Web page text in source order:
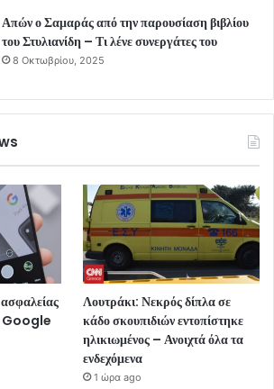
Απών ο Σαμαράς από την παρουσίαση βιβλίου
του Στυλιανίδη – Τι λένε συνεργάτες του
8 Οκτωβρίου, 2025
Google
Λουτράκι: Νεκρός δίπλα σε
κάδο σκουπιδιών εντοπίστηκε
ηλικιωμένος – Ανοιχτά όλα τα
ενδεχόμενα
1 ώρα ago